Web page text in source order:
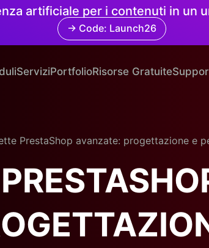
artificiale per i contenuti in un
→ Code: Launch26
ServiziPortfolioRisorse Gratuite
PrestaShop avanzate: progettazione e